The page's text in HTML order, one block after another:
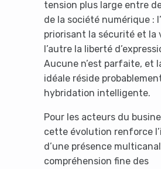
tension plus large entre
de la société numérique :
priorisant la sécurité et la
l’autre la liberté
Aucune n’est parfaite, et
idéale réside
hybridation intelligente.
Pour les acteurs du
cette évolution renforce
d’une présence
compréhension fine des